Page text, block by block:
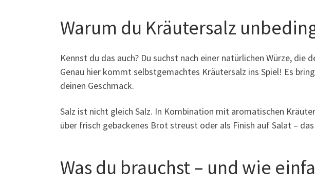
Warum du Kräutersalz
Kennst du das auch? Du suchst nach einer natürlichen Würze,
Genau hier kommt selbstgemachtes Kräutersalz ins Spiel! Es
deinen Geschmack.
Salz ist nicht gleich Salz. In Kombination mit aromatischen
über frisch gebackenes Brot streust oder als Finish auf Salat –
Was du brauchst – und wie